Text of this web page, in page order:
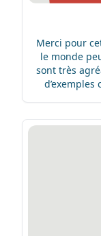
Merci pour
le monde
sont très